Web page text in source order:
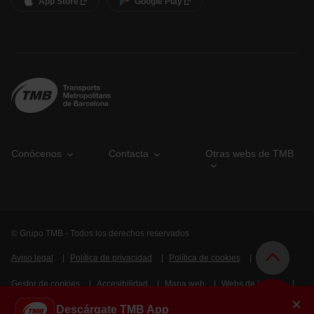
Conócenos Contacta Otras webs de TMB
© Grupo TMB - Todos los derechos reservados
Aviso legal Política de privacidad Política de cookies
Gestor de cookies Accesibilidad Mapa web Webs de interés
Intranet Descárgate TMB App ×